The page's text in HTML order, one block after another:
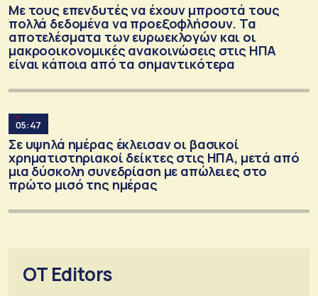
Με τους επενδυτές να έχουν μπροστά τους
πολλά δεδομένα να προεξοφλήσουν. Τα
αποτελέσματα των ευρωεκλογών και οι
μακροοικονομικές ανακοινώσεις στις ΗΠΑ
είναι κάποια από τα σημαντικότερα
05:47
Σε υψηλά ημέρας έκλεισαν οι βασικοί
χρηματιστηριακοί δείκτες στις ΗΠΑ, μετά από
μια δύσκολη συνεδρίαση με απώλειες στο
πρώτο μισό της ημέρας
OT Editors